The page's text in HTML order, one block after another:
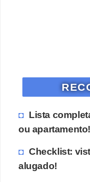
Lista
ou apartamento!
Checklist:
alugado!